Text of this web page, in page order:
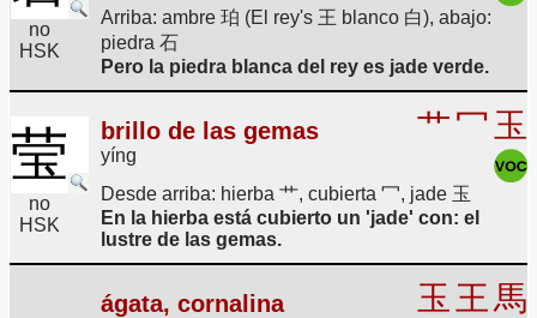
no
HSK
Arriba: ambre 珀 (El rey's 王 blanco 白), abajo:
piedra 石
Pero la piedra blanca del rey es jade verde.
莹
no
HSK
brillo de las gemas
yíng
艹冖 玉
Desde arriba: hierba 艹, cubierta 冖, jade 玉
En la hierba está cubierto un 'jade' con: el
lustre de las gemas.
ágata, cornalina 玉 王 馬